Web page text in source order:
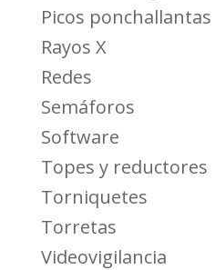
Picos ponchallantas
Rayos X
Redes
Semáforos
Software
Topes y reductores
Torniquetes
Torretas
Videovigilancia